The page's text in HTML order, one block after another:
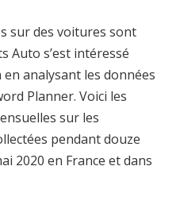
sur des voitures sont
Auto s’est intéressé
analysant les données
Planner. Voici les
sur les
pendant douze
2020 en France et dans